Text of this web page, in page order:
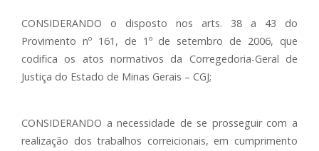
CONSIDERANDO o disposto nos arts. 38 a 43 do
Provimento nº 161, de 1º de setembro de 2006, que
codifica os atos normativos da Corregedoria-Geral de
Justiça do Estado de Minas Gerais – CGJ;
CONSIDERANDO a necessidade de se prosseguir com a
realização dos trabalhos correicionais, em cumprimento